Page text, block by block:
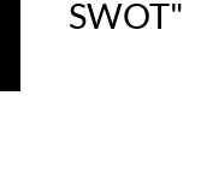
SWOT"